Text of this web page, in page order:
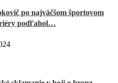
po najväčšom športovom
podľahol…